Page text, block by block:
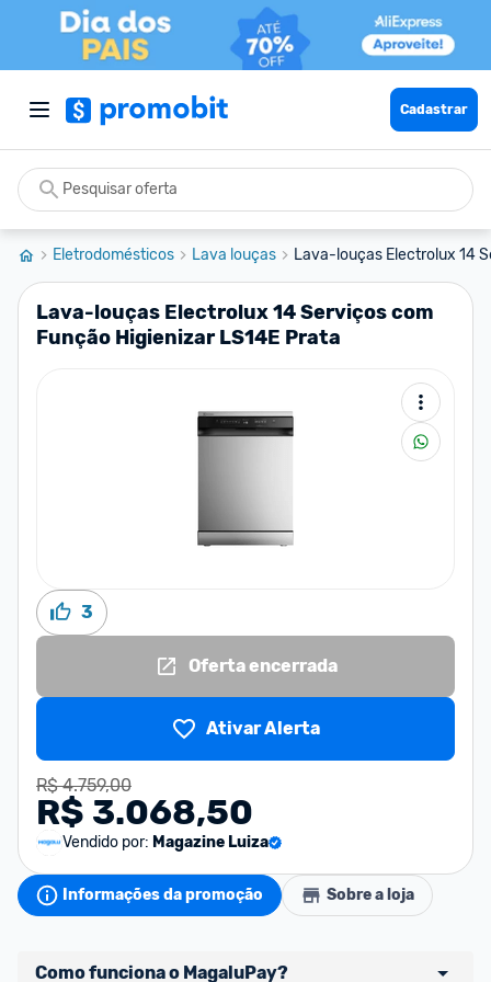
Cadastrar
Eletrodomésticos Lava louças Lava-louças Electrolux 14
Lava-louças Electrolux 14 Serviços com
Função Higienizar LS14E Prata
3
Oferta encerrada
Ativar Alerta
R$ 4.759,00
R$ 3.068,50
Vendido por: Magazine Luiza
Informações da promoção Sobre a loja
Como funciona o MagaluPay?